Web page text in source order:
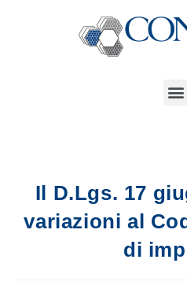
Il D.Lgs. 17
variazioni al
di